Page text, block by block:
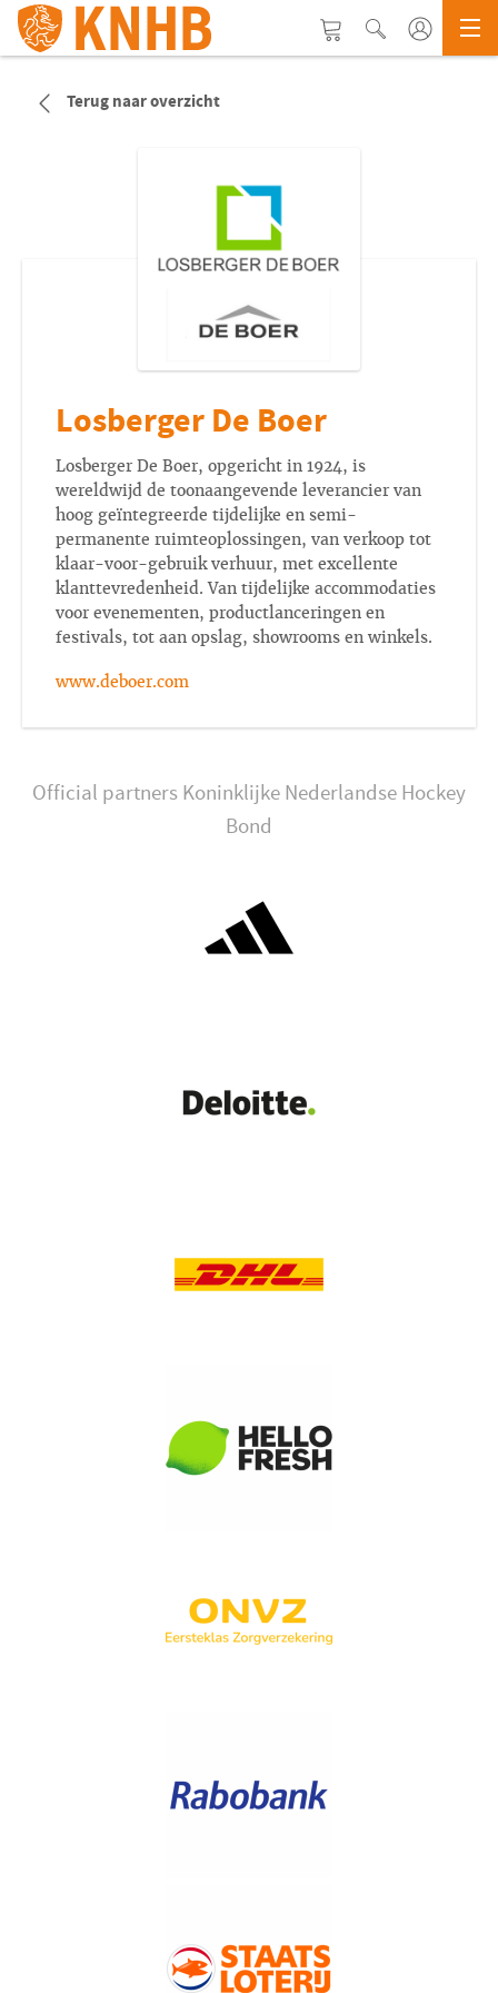
Terug naar overzicht
Losberger De Boer
Losberger De Boer, opgericht in 1924, is
wereldwijd de toonaangevende leverancier van
hoog geïntegreerde tijdelijke en semi-
permanente ruimteoplossingen, van verkoop tot
klaar-voor-gebruik verhuur, met excellente
klanttevredenheid. Van tijdelijke accommodaties
voor evenementen, productlanceringen en
festivals, tot aan opslag, showrooms en winkels.
www.deboer.com
Official partners Koninklijke Nederlandse Hockey
Bond